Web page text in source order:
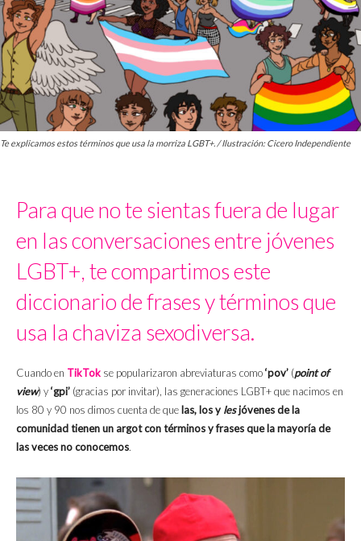
Te explicamos estos términos que usa la morriza LGBT+. / Ilustración: Cicero Independiente
Para que no te sientas fuera de lugar
en las conversaciones entre jóvenes
LGBT+, te compartimos este
diccionario de frases y términos que
usa la chaviza sexodiversa.
Cuando en TikTok se popularizaron abreviaturas como‘pov’ (point of
view) y‘gpi’ (gracias por invitar), las generaciones LGBT+ que nacimos en
los 80 y 90 nos dimos cuenta de que las, los y lesjóvenes de la
comunidad tienen un argot con términos y frases que la mayoría de
las veces no conocemos.